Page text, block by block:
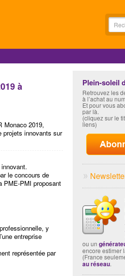
à
Monaco 2019,
projets innovants sur
le concours de
PME-PMI proposant
y
entreprise
représentée par
Plein-soleil
Retrouvez les
à l’achat au
Et pour vous
par là.
(cliquez sur le
liens)
ou un
encore estimer
(France
au réseau.